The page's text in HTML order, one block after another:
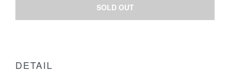
SOLD OUT
DETAIL